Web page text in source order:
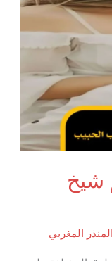
رقم شيخ
المغربي